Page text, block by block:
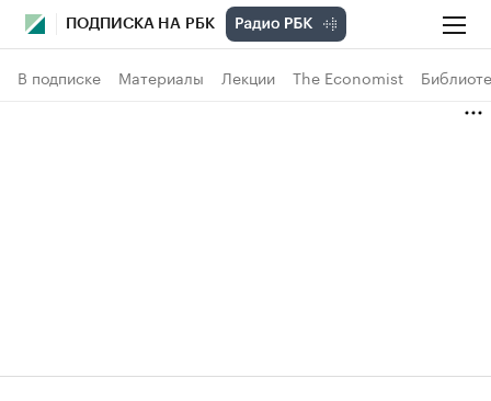
ПОДПИСКА НА РБК
В подписке Материалы Лекции The Economist